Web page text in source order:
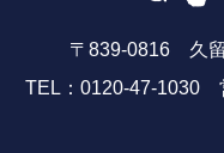
〒839-0816 久
TEL：0120-47-1030